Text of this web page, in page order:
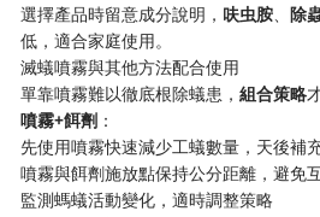
選擇產品時留意成分說明，​ ​呋虫胺​​、​除
低，適合家庭使用。
滅蟻噴霧與其他方法配合使用
單靠噴霧難以徹底根除蟻患，​​組合策略​
​噴霧+餌劑​ ​：
先使用噴霧快速減少工蟻數量，天後補
噴霧與餌劑施放點保持公分距離，避免
監測螞蟻活動變化，適時調整策略